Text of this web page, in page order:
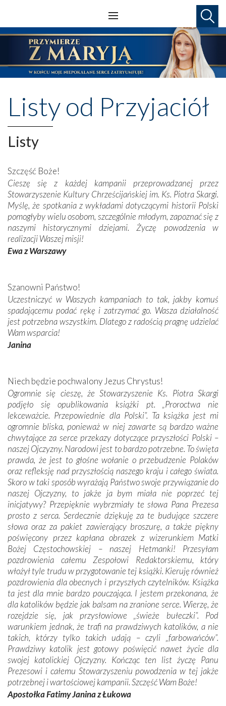
Listy od Przyjaciół
Listy
Szczęść Boże!
Cieszę się z każdej kampanii przeprowadzanej przez
Stowarzyszenie Kultury Chrześcijańskiej im. Ks. Piotra Skargi.
Myślę, że spotkania z wykładami dotyczącymi historii Polski
pomogłyby wielu osobom, szczególnie młodym, zapoznać się z
naszymi historycznymi dziejami. Życzę powodzenia w
realizacji Waszej misji!
Ewa z Warszawy
Szanowni Państwo!
Uczestniczyć w Waszych kampaniach to tak, jakby komuś
spadającemu podać rękę i zatrzymać go. Wasza działalność
jest potrzebna wszystkim. Dlatego z radością pragnę udzielać
Wam wsparcia!
Janina
Niech będzie pochwalony Jezus Chrystus!
Ogromnie się cieszę, że Stowarzyszenie Ks. Piotra Skargi
podjęło się opublikowania książki pt. „Proroctwa nie
lekceważcie. Przepowiednie dla Polski”. Ta książka jest mi
ogromnie bliska, ponieważ w niej zawarte są bardzo ważne
chwytające za serce przekazy dotyczące przyszłości Polski –
naszej Ojczyzny. Narodowi jest to bardzo potrzebne. To święta
prawda, że jest to głośne wołanie o przebudzenie Polaków
oraz refleksję nad przyszłością naszego kraju i całego świata.
Skoro w taki sposób wyrażają Państwo swoje przywiązanie do
naszej Ojczyzny, to jakże ja bym miała nie poprzeć tej
inicjatywy? Przepięknie wybrzmiały te słowa Pana Prezesa
prosto z serca. Serdecznie dziękuję za te budujące szczere
słowa oraz za pakiet zawierający broszurę, a także piękny
poświęcony przez kapłana obrazek z wizerunkiem Matki
Bożej Częstochowskiej – naszej Hetmanki! Przesyłam
pozdrowienia całemu Zespołowi Redaktorskiemu, który
włożył tyle trudu w przygotowanie tej książki. Kieruję również
pozdrowienia dla obecnych i przyszłych czytelników. Książka
ta jest dla mnie bardzo pouczająca. I jestem przekonana, że
dla katolików będzie jak balsam na zranione serce. Wierzę, że
rozejdzie się, jak przysłowiowe „świeże bułeczki”. Pod
warunkiem jednak, że trafi na prawdziwych katolików, a nie
takich, którzy tylko takich udają – czyli „farbowańców”.
Prawdziwy katolik jest gotowy poświęcić nawet życie dla
swojej katolickiej Ojczyzny. Kończąc ten list życzę Panu
Prezesowi i całemu Stowarzyszeniu powodzenia w tej jakże
potrzebnej i wartościowej kampanii. Szczęść Wam Boże!
Apostołka Fatimy Janina z Łukowa